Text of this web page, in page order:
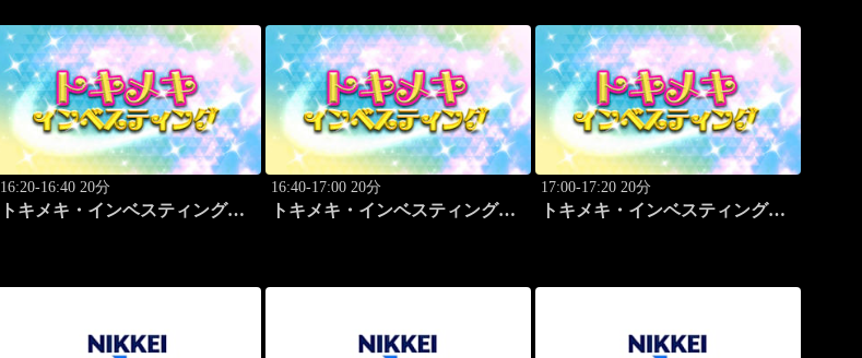
16:20-16:40 20分
トキメキ・インベスティング・
16:40-17:00 20分
トキメキ・インベスティング・
17:00-17:20 20分
トキメキ・インベスティング・